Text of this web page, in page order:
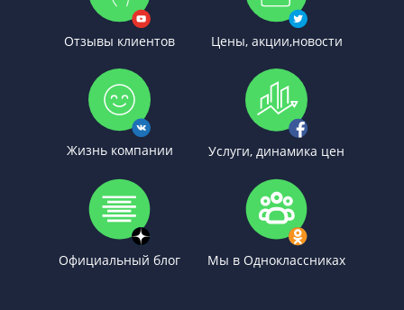
Отзывы клиентов Цены, акции,новости
Жизнь компании Услуги, динамика цен
Официальный блог Мы в Одноклассниках